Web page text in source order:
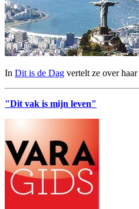
In Dit is de Dag vertelt ze over haar
"Dit vak is mijn leven"